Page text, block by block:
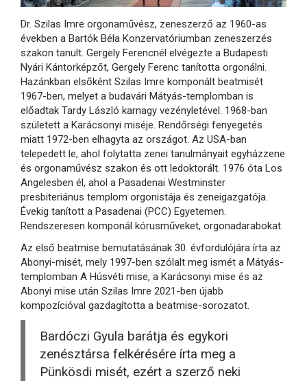
Dr. Szilas Imre orgonaművész, zeneszerző az 1960-as
években a Bartók Béla Konzervatóriumban zeneszerzés
szakon tanult. Gergely Ferencnél elvégezte a Budapesti
Nyári Kántorképzőt, Gergely Ferenc tanította orgonálni.
Hazánkban elsőként Szilas Imre komponált beatmisét
1967-ben, melyet a budavári Mátyás-templomban is
előadtak Tardy László karnagy vezényletével. 1968-ban
született a Karácsonyi miséje. Rendőrségi fenyegetés
miatt 1972-ben elhagyta az országot. Az USA-ban
telepedett le, ahol folytatta zenei tanulmányait egyházzene
és orgonaművész szakon és ott ledoktorált. 1976 óta Los
Angelesben él, ahol a Pasadenai Westminster
presbiteriánus templom orgonistája és zeneigazgatója.
Évekig tanított a Pasadenai (PCC) Egyetemen.
Rendszeresen komponál kórusműveket, orgonadarabokat.
Az első beatmise bemutatásának 30. évfordulójára írta az
Abonyi-misét, mely 1997-ben szólalt meg ismét a Mátyás-
templomban A Húsvéti mise, a Karácsonyi mise és az
Abonyi mise után Szilas Imre 2021-ben újabb
kompozícióval gazdagította a beatmise-sorozatot.
Bardóczi Gyula barátja és egykori
zenésztársa felkérésére írta meg a
Pünkösdi misét, ezért a szerző neki